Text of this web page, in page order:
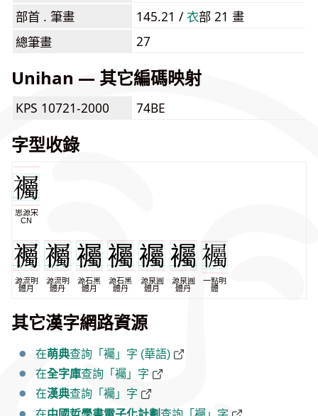
部首 . 筆畫
145.21 /⾐部 21 畫
總筆畫
27
Unihan — 其它編碼映射
KPS 10721-2000 74BE
字型收錄
思源宋
CN
源流明
體月
源流明
體丹
源石黑
體月
源石黑
體丹
源泉圓
體月
源泉圓
體丹
一點明
體
其它漢字網路資源
在萌典查詢「䙱」字 (華語)
在全字庫查詢「䙱」字
在漢典查詢「䙱」字